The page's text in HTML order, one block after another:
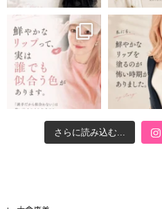
さらに読み込む...